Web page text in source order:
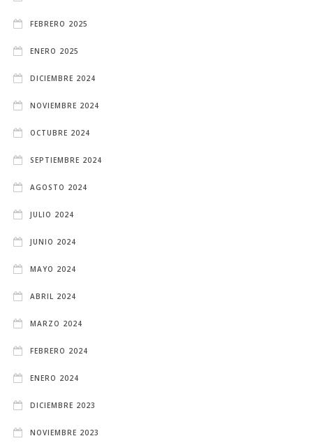
FEBRERO 2025
ENERO 2025
DICIEMBRE 2024
NOVIEMBRE 2024
OCTUBRE 2024
SEPTIEMBRE 2024
AGOSTO 2024
JULIO 2024
JUNIO 2024
MAYO 2024
ABRIL 2024
MARZO 2024
FEBRERO 2024
ENERO 2024
DICIEMBRE 2023
NOVIEMBRE 2023